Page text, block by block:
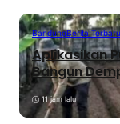
BandungBerita Terbaru
Aplikasikan
Bangun
11 jam lalu